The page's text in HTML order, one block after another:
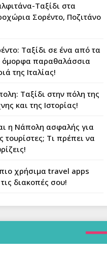
Ταξίδι στα
Σορέντο, Ποζιτάνο
Ταξίδι σε ένα από τα
όμορφα παραθαλάσσια
της Ιταλίας!
Tαξίδι στην πόλη της
και της Ιστορίας!
η Νάπολη ασφαλής για
τουρίστες; Τι πρέπει να
χρήσιμα travel apps
διακοπές σου!